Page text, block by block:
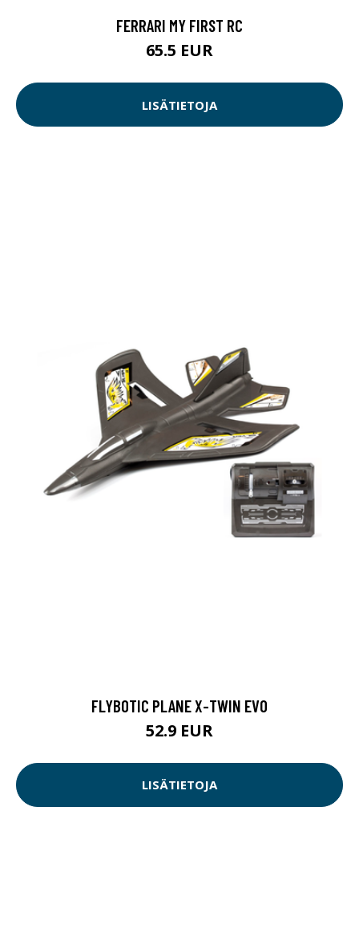
FERRARI MY FIRST RC
65.5 EUR
LISÄTIETOJA
FLYBOTIC PLANE X-TWIN EVO
52.9 EUR
LISÄTIETOJA